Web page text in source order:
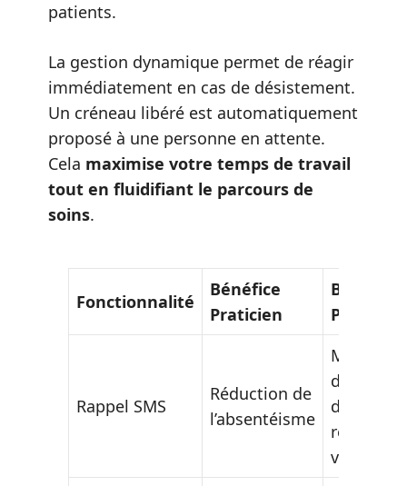
patients.
La gestion dynamique permet de réagir
immédiatement en cas de désistement.
Un créneau libéré est automatiquement
proposé à une personne en attente.
Cela maximise votre temps de travail
tout en fluidifiant le parcours de
soins.
Fonctionnalité
Bénéfice
Praticien
Bénéfice
Patient
Rappel SMS
Réduction de
l’absentéisme
Moins
d’oublis
de
rendez-
vous